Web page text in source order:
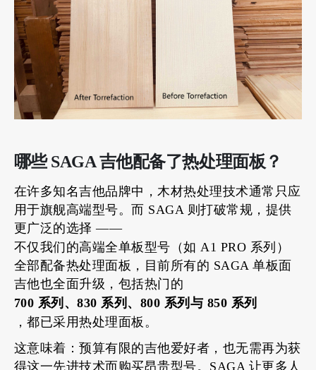
哪些 SAGA 吉他配备了热处理面板？
在许多知名吉他品牌中，木材热处理技术通常只应
用于旗舰高端型号。而 SAGA 则打破常规，提供
更广泛的选择 ——
不仅我们的高端全单板型号（如 A1 PRO 系列）
全部配备热处理面板，目前所有的 SAGA 单板面
吉他也全面升级，包括热门的
700 系列、830 系列、800 系列与 850 系列
，都已采用热处理面板。
这意味着：预算有限的吉他爱好者，也无需再为获
得这一先进技术而购买昂贵型号。SAGA 让更多人